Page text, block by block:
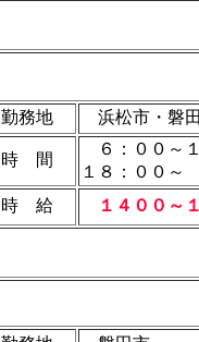
勤務地 浜松市・磐
時 間
６：００～
１８：００～
時 給
１４００～